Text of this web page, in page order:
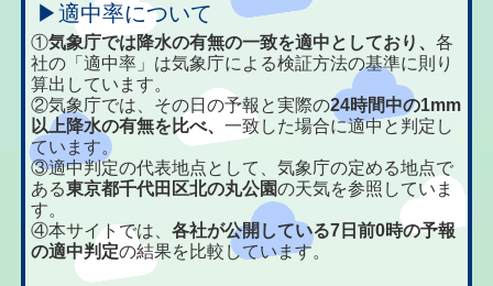
▶適中率について
①気象庁では降水の有無の一致を適中としており、各
社の「適中率」は気象庁による検証方法の基準に則り
算出しています。
②気象庁では、その日の予報と実際の24時間中の1mm
以上降水の有無を比べ、一致した場合に適中と判定し
ています。
③適中判定の代表地点として、気象庁の定める地点で
ある東京都千代田区北の丸公園の天気を参照していま
す。
④本サイトでは、各社が公開している7日前0時の予報
の適中判定の結果を比較しています。